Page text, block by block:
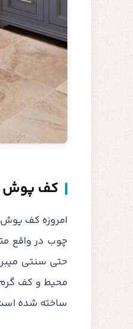
کف پوش
امروزه کف
چوب در واقع
حتی سنتی
محیط و کف
ساخته شده